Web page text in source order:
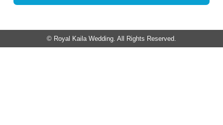
© Royal Kaila Wedding. All Rights Reserved.